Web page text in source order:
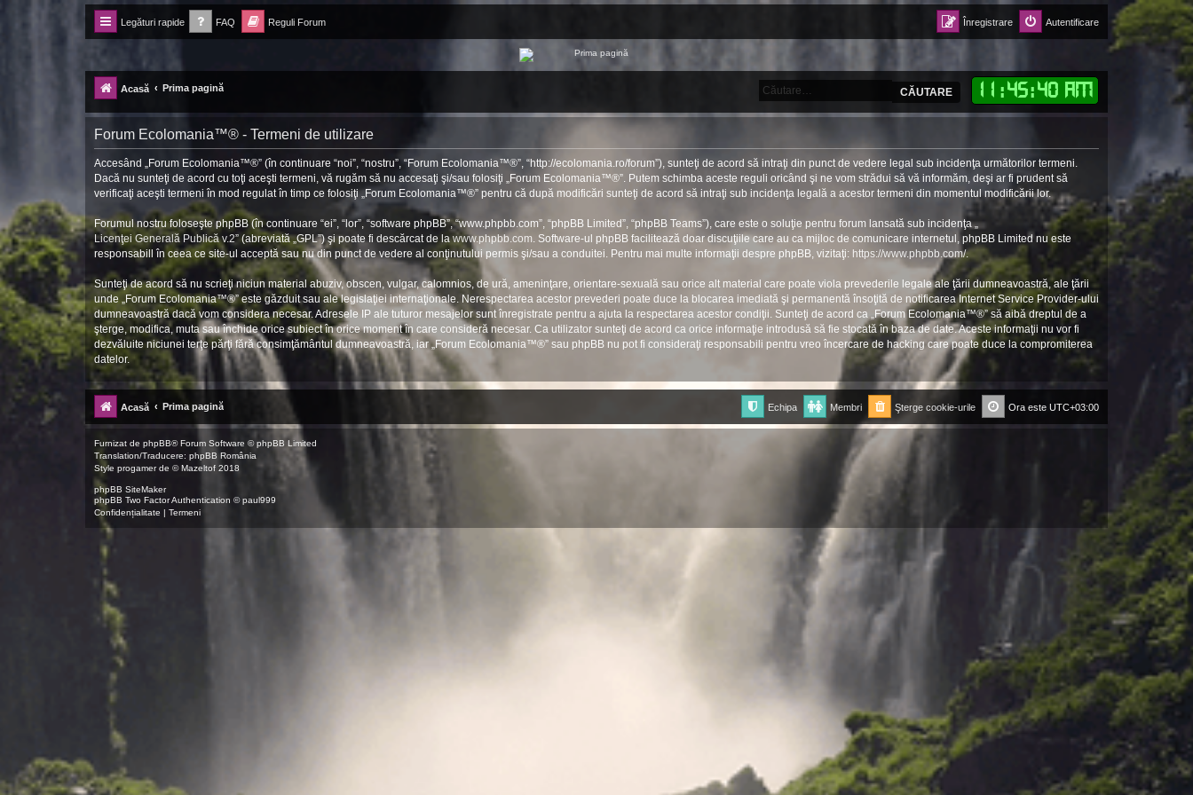
Legături rapide FAQ Reguli Forum Autentificare
Înregistrare
Forum Ecolomania™®
-= Idei pentru viitor =-
Acasă Prima pagină 11 :45:41 AM
CĂUTARE
Forum Ecolomania™® - Termeni de utilizare
Accesând „Forum Ecolomania™®” (în continuare “noi”, “nostru”, “Forum Ecolomania™®”, “http://ecolomania.ro/forum”), sunteţi de acord să intraţi din punct de vedere legal sub incidenţa următorilor termeni.
Dacă nu sunteţi de acord cu toţi aceşti termeni, vă rugăm să nu accesaţi şi/sau folosiţi „Forum Ecolomania™®”. Putem schimba aceste reguli oricând şi ne vom strădui să vă informăm, deşi ar fi prudent să
verificaţi aceşti termeni în mod regulat în timp ce folosiţi „Forum Ecolomania™®” pentru că după modificări sunteţi de acord să intraţi sub incidenţa legală a acestor termeni din momentul modificării lor.
Forumul nostru foloseşte phpBB (în continuare “ei”, “lor”, “software phpBB”, “www.phpbb.com”, “phpBB Limited”, “phpBB Teams”), care este o soluţie pentru forum lansată sub incidenţa „
Licenţei Generală Publică v.2” (abreviată „GPL”) şi poate fi descărcat de lawww.phpbb.com. Software-ul phpBB facilitează doar discuţiile care au ca mijloc de comunicare internetul, phpBB Limited nu este
responsabill în ceea ce site-ul acceptă sau nu din punct de vedere al conţinutului permis şi/sau a conduitei. Pentru mai multe informaţii despre phpBB, vizitaţi: https://www.phpbb.com/.
Sunteţi de acord să nu scrieţi niciun material abuziv, obscen, vulgar, calomnios, de ură, ameninţare, orientare-sexuală sau orice alt material care poate viola prevederile legale ale ţării dumneavoastră, ale ţării
unde „Forum Ecolomania™®” este găzduit sau ale legislaţiei internaţionale. Nerespectarea acestor prevederi poate duce la blocarea imediată şi permanentă însoţită de notificarea Internet Service Provider-ului
dumneavoastră dacă vom considera necesar. Adresele IP ale tuturor mesajelor sunt înregistrate pentru a ajuta la respectarea acestor condiţii. Sunteţi de acord ca „Forum Ecolomania™®” să aibă dreptul de a
şterge, modifica, muta sau închide orice subiect în orice moment în care consideră necesar. Ca utilizator sunteţi de acord ca orice informaţie introdusă să fie stocată în baza de date. Aceste informaţii nu vor fi
dezvăluite niciunei terţe părţi fără consimţământul dumneavoastră, iar „Forum Ecolomania™®” sau phpBB nu pot fi consideraţi responsabili pentru vreo încercare de hacking care poate duce la compromiterea
datelor.
Acasă Prima pagină Ora este UTC+03:00
Şterge cookie-urile
Membri
Echipa
Furnizat de phpBB® Forum Software © phpBB Limited
Translation/Traducere: phpBB România
Style progamerde ©Mazeltof 2018
phpBB SiteMaker
phpBB Two Factor Authentication ©paul999
Confidențialitate | Termeni